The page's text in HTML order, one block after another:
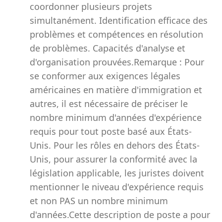
coordonner plusieurs projets
simultanément. Identification efficace des
problèmes et compétences en résolution
de problèmes. Capacités d'analyse et
d'organisation prouvées.Remarque : Pour
se conformer aux exigences légales
américaines en matière d'immigration et
autres, il est nécessaire de préciser le
nombre minimum d'années d'expérience
requis pour tout poste basé aux États-
Unis. Pour les rôles en dehors des États-
Unis, pour assurer la conformité avec la
législation applicable, les juristes doivent
mentionner le niveau d'expérience requis
et non PAS un nombre minimum
d'années.Cette description de poste a pour